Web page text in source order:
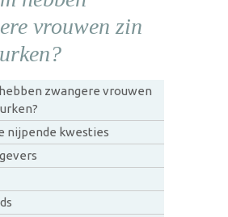
vrouwen zin
zwangere vrouwen
nijpende kwesties